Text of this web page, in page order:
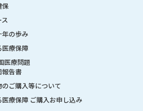
保
の歩み
医療保障
医療問題
告書
ご購入等について
療保障 ご購入お申し込み